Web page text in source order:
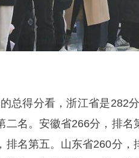
总得分看，浙江省是282
二名。安徽省266分，排名
名第五。山东省260分，